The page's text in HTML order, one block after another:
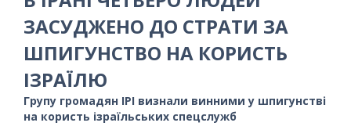
ЗАСУДЖЕНО ДО СТРАТИ ЗА
ШПИГУНСТВО НА КОРИСТЬ
ІЗРАЇЛЮ
Групу громадян ІРІ визнали винними у шпигунстві
на користь ізраїльських спецслужб